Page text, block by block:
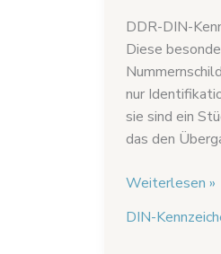
DDR-DIN-
Diese
nur
sie sind ein
das den
Weiterlesen »
DIN-